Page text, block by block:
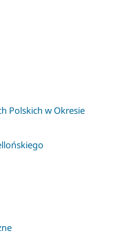
Polskich w Okresie